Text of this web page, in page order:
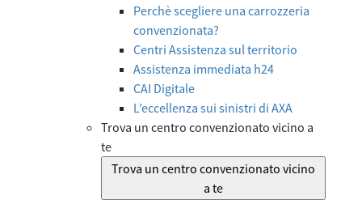
Perchè scegliere una carrozzeria
convenzionata?
Centri Assistenza sul territorio
Assistenza immediata h24
CAI Digitale
L’eccellenza sui sinistri di AXA
Trova un centro convenzionato vicino a
te
Trova un centro convenzionato vicino
a te